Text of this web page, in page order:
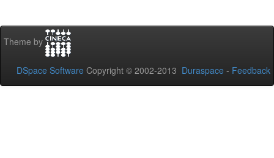
Theme by
DSpace Software Copyright © 2002-2013 Duraspace - Feedback